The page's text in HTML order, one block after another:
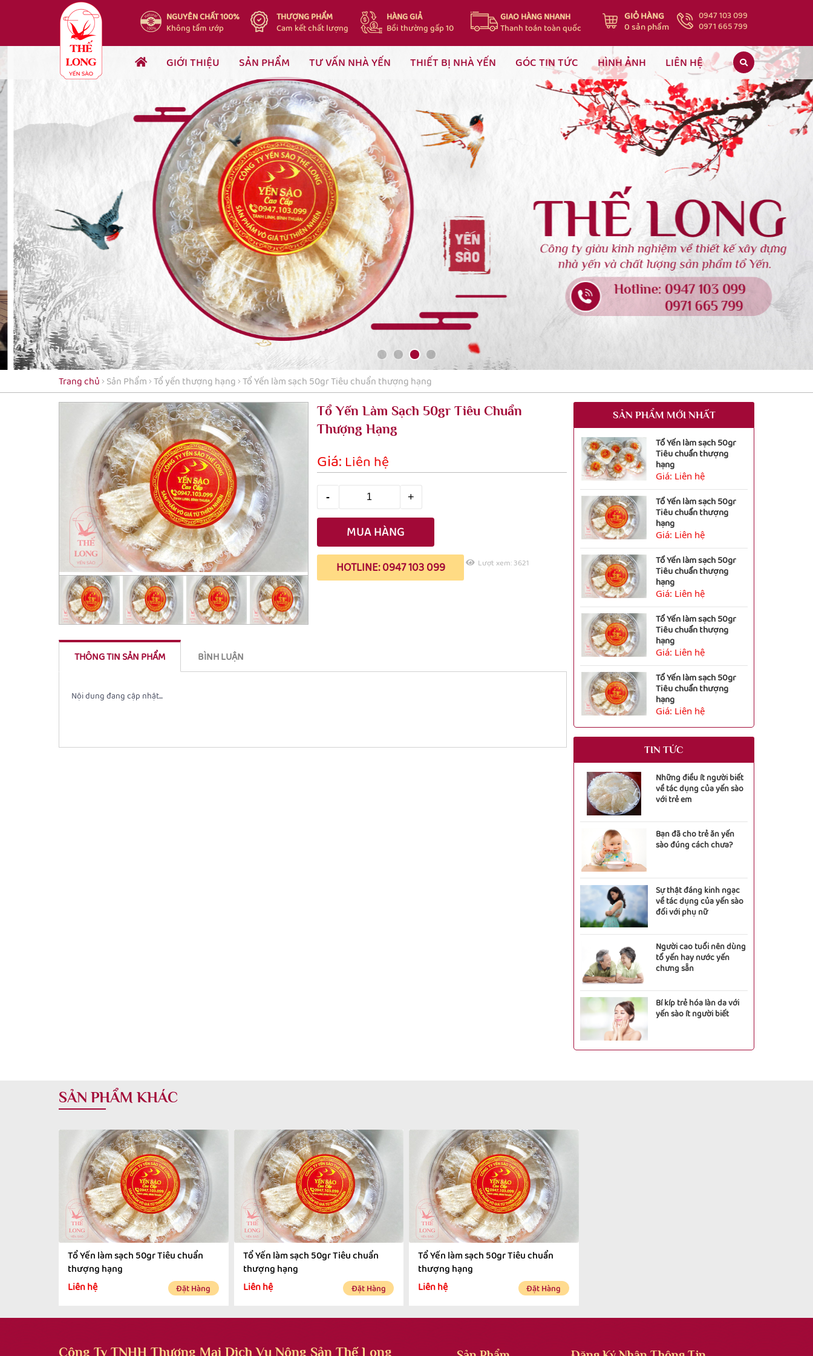
0947 103 099
0971 665 799
GIỎ HÀNG
0sản phẩm
NGUYÊN CHẤT 100%
Không tẩm ướp
THƯỢNG PHẨM
Cam kết chất lượng
HÀNG GIẢ
Bồi thường gấp 10
GIAO HÀNG NHANH
Thanh toán toàn quốc
GIỚI THIỆU SẢN PHẨM TƯ VẤN NHÀ YẾN THIẾT BỊ NHÀ YẾN GÓC TIN TỨC HÌNH ẢNH LIÊN HỆ
Trang chủ Sản Phẩm Tổ yến thượng hạng Tổ Yến làm sạch 50gr Tiêu chuẩn thượng hạng
Tổ Yến Làm Sạch 50gr Tiêu Chuẩn
Thượng Hạng
Giá: Liên hệ
HOTLINE: 0947 103 099 Lượt xem: 3621
THÔNG TIN SẢN PHẨM BÌNH LUẬN
Nội dung đang cập nhật...
SẢN PHẨM MỚI NHẤT
Tổ Yến làm sạch 50gr
Tiêu chuẩn thượng
hạng
Giá: Liên hệ
Tổ Yến làm sạch 50gr
Tiêu chuẩn thượng
hạng
Giá: Liên hệ
Tổ Yến làm sạch 50gr
Tiêu chuẩn thượng
hạng
Giá: Liên hệ
Tổ Yến làm sạch 50gr
Tiêu chuẩn thượng
hạng
Giá: Liên hệ
Tổ Yến làm sạch 50gr
Tiêu chuẩn thượng
hạng
Giá: Liên hệ
TIN TỨC
Những điều ít người biết
về tác dụng của yến sào
với trẻ em
Bạn đã cho trẻ ăn yến
sào đúng cách chưa?
Sự thật đáng kinh ngạc
về tác dụng của yến sào
đối với phụ nữ
Người cao tuổi nên dùng
tổ yến hay nước yến
chưng sẵn
Bí kíp trẻ hóa làn da với
yến sào ít người biết
SẢN PHẨM KHÁC
Tổ Yến làm sạch 50gr Tiêu chuẩn
thượng hạng
Liên hệ
Đặt Hàng
Tổ Yến làm sạch 50gr Tiêu chuẩn
thượng hạng
Liên hệ
Đặt Hàng
Tổ Yến làm sạch 50gr Tiêu chuẩn
thượng hạng
Liên hệ
Đặt Hàng
Công Ty TNHH Thương Mại Dịch Vụ Nông Sản Thế Long